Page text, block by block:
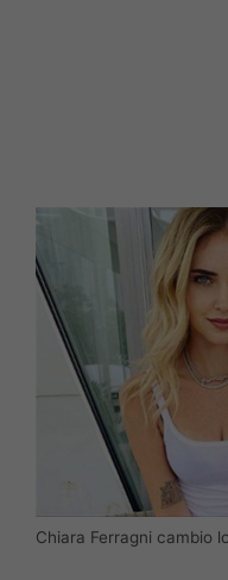
Chiara Ferragni cambio